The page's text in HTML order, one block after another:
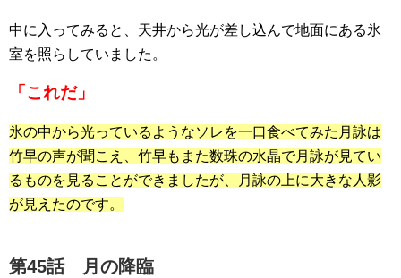
中に入ってみると、天井から光が差し込んで地面にある氷
室を照らしていました。
「これだ」
氷の中から光っているようなソレを一口食べてみた月詠は
竹早の声が聞こえ、竹早もまた数珠の水晶で月詠が見てい
るものを見ることができましたが、月詠の上に大きな人影
が見えたのです。
第45話 月の降臨